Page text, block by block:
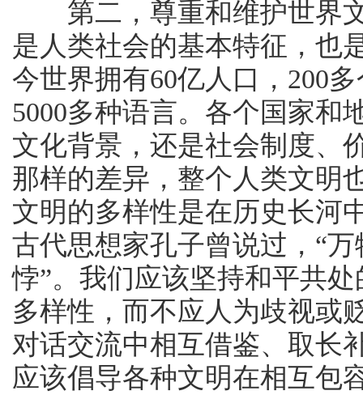
第二，尊重和维护世界文
是人类社会的基本特征，也
今世界拥有60亿人口，200
5000多种语言。各个国家和
文化背景，还是社会制度、
那样的差异，整个人类文明
文明的多样性是在历史长河
古代思想家孔子曾说过，“
悖”。我们应该坚持和平共
多样性，而不应人为歧视或
对话交流中相互借鉴、取长
应该倡导各种文明在相互包